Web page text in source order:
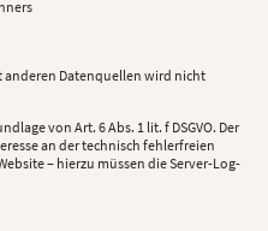
anderen Datenquellen wird nicht
von Art. 6 Abs. 1 lit. f DSGVO. Der
an der technisch fehlerfreien
– hierzu müssen die Server-Log-